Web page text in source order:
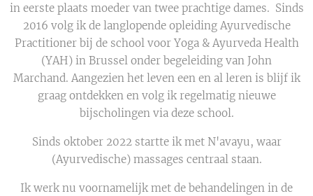
in eerste plaats moeder van twee prachtige dames. Sinds
2016 volg ik de langlopende opleiding Ayurvedische
Practitioner bij de school voor Yoga & Ayurveda Health
(YAH) in Brussel onder begeleiding van John
Marchand. Aangezien het leven een en al leren is blijf ik
graag ontdekken en volg ik regelmatig nieuwe
bijscholingen via deze school.
Sinds oktober 2022 startte ik met N'avayu, waar
(Ayurvedische) massages centraal staan.
Ik werk nu voornamelijk met de behandelingen in de